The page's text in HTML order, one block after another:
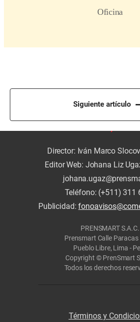
Siguiente artículo
Director: Iván Marco
Editor Web: Johana Liz
Teléfono: (+511) 311
Publicidad:
PRENSMART S.A.C.
Prensmart Calle
Pueblo Libre, Lima -
Copyright © PrenSmart
Todos los derechos
Términos y